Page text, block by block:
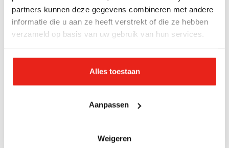
partners kunnen deze gegevens combineren met andere
informatie die u aan ze heeft verstrekt of die ze hebben
verzameld op basis van uw gebruik van hun services.
Alles toestaan
Aanpassen
Weigeren
Het project 50|50 Wood geeft hem een zinvolle
dagbesteding. “Werken is voor mijn ritme en
structuur heel belangrijk. Ik maak dingen waar ik
trots op ben. Hier krijg ik het gevoel dat ik
waardevol ben. Maar ook dat ik best wel eens een
plank mag verzagen of een rekenfout mag maken.
Dan zeggen ze: ‘je lijkt wel een mens’.” Het gevoel
realistisch. Nu woon ik nog beschermd.